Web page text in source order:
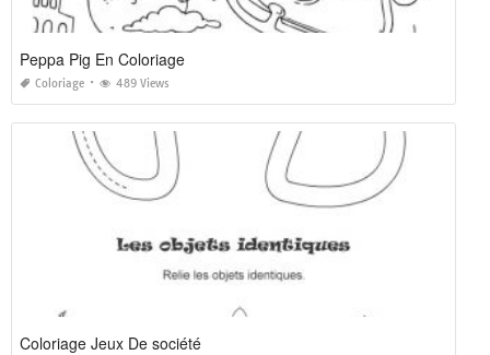
Peppa Pig En Coloriage
Coloriage 489 Views
Coloriage Jeux De société